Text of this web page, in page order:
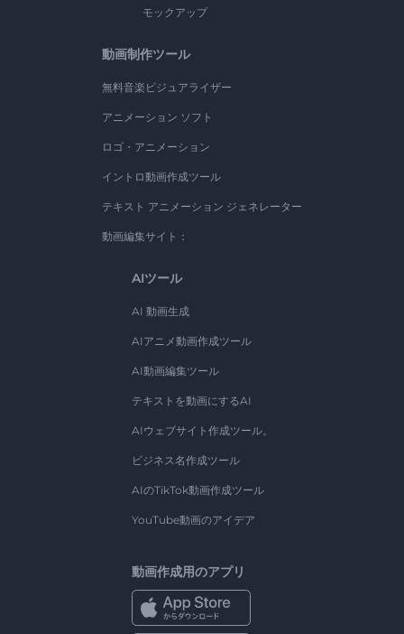
モックアップ
動画制作ツール
無料音楽ビジュアライザー
アニメーション ソフト
ロゴ・アニメーション
イントロ動画作成ツール
テキスト アニメーション ジェネレーター
動画編集サイト：
AIツール
AI 動画生成
AIアニメ動画作成ツール
AI動画編集ツール
テキストを動画にするAI
AIウェブサイト作成ツール。
ビジネス名作成ツール
AIのTikTok動画作成ツール
YouTube動画のアイデア
動画作成用のアプリ